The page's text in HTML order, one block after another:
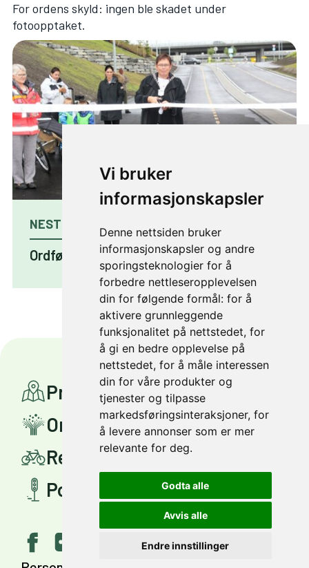
Vi bruker
informasjonskapsler
Denne nettsiden bruker
informasjonskapsler og andre
sporingsteknologier for å
forbedre nettleseropplevelsen
din for følgende formål: for å
aktivere grunnleggende
funksjonalitet på nettstedet, for
å gi en bedre opplevelse på
nettstedet, for å måle interessen
din for våre produkter og
tjenester og tilpasse
markedsføringsinteraksjoner, for
å levere annonser som er mer
relevante for deg.
Godta alle
Avvis alle
Endre innstillinger
For ordens skyld: ingen ble skadet under
fotoopptaket.
NESTE ARTIKKEL
Ordføreren åpnet Sentervegen
Prosjekter
Om Miljøpakken
Reis smartere
Politisk styring